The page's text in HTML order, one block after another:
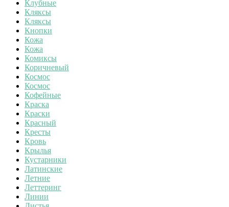
Клубные
Кляксы
Кляксы
Кнопки
Кожа
Кожа
Комиксы
Коричневый
Космос
Космос
Кофейные
Краска
Краски
Красный
Кресты
Кровь
Крылья
Кустарники
Латинские
Летние
Леттеринг
Линии